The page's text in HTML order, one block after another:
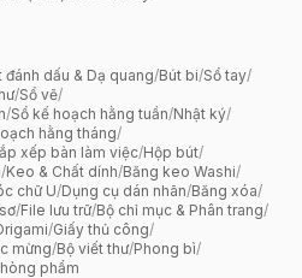
đánh dấu & Dạ quang/Bút bi/Sổ tay/
/Sổ vẽ/
/Sổ kế hoạch hằng tuần/Nhật ký/
hằng tháng/
xếp bàn làm việc/Hộp bút/
/Keo & Chất dính/Băng keo Washi/
chữ U/Dụng cụ dán nhãn/Băng xóa/
/File lưu trữ/Bộ chỉ mục & Phân trang/
/Giấy thủ công/
mừng/Bộ viết thư/Phong bì/
phẩm